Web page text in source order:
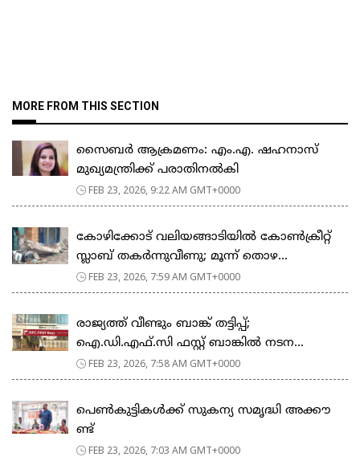
MORE FROM THIS SECTION
സൈബർ ആക്രമണം: എം.എ. ഷഹനാസ്
മുഖ്യമന്ത്രിക്ക് പരാതിനൽകി
FEB 23, 2026, 9:22 AM GMT+0000
കോഴിക്കോട് വലിയങ്ങാടിയിൽ കോൺക്രീറ്റ്
സ്ലാബ് തകർന്നുവീണു; മൂന്ന് തൊഴ...
FEB 23, 2026, 7:59 AM GMT+0000
രാജ്യത്ത് വീണ്ടും ബാങ്ക് തട്ടിപ്പ്;
ഐ.ഡി.എഫ്.സി ഫസ്റ്റ് ബാങ്കിൽ നടന...
FEB 23, 2026, 7:58 AM GMT+0000
പെ​ൺ​കു​ട്ടി​ക​ൾ​ക്ക് സു​ക​ന്യ സ​മൃ​ദ്ധി അ​ക്കൗ​
ണ്ട്
FEB 23, 2026, 7:03 AM GMT+0000